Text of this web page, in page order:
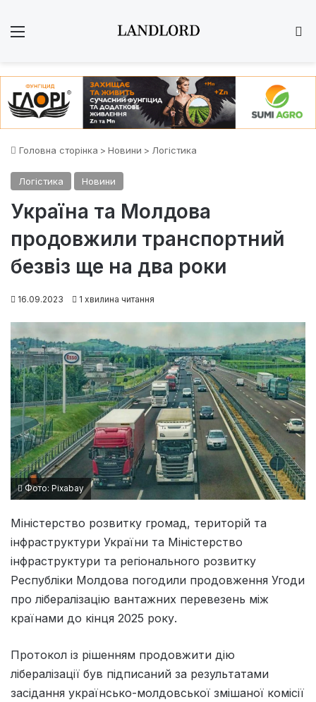
Головна сторінка > Новини > Логістика
Логістика Новини
Україна та Молдова
продовжили транспортний
безвіз ще на два роки
16.09.2023 1 хвилина читання
Фото: Pixabay
Міністерство розвитку громад, територій та
інфраструктури України та Міністерство
інфраструктури та регіонального розвитку
Республіки Молдова погодили продовження Угоди
про лібералізацію вантажних перевезень між
країнами до кінця 2025 року.
Протокол із рішенням продовжити дію
лібералізації був підписаний за результатами
засідання українсько-молдовської змішаної комісії